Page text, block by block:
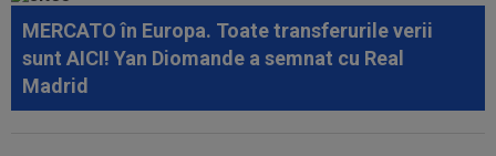
11:52
O echipă din SuperLiga, gata să se mute pe un
alt stadion: "Finalul lunii...
11:50
La 11 ani de când a înjurat-o și a dat-o afară pe
MERCATO în Europa. Toate transferurile verii
sunt AICI! Yan Diomande a semnat cu Real
Madrid